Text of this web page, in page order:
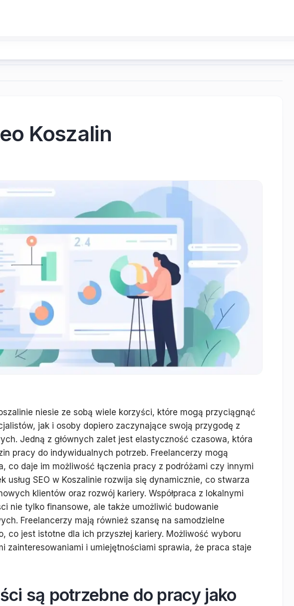
Koszalin
niesie ze sobą wiele korzyści, które mogą przyciągnąć
jak i osoby dopiero zaczynające swoją przygodę z
Jedną z głównych zalet jest elastyczność czasowa, która
pracy do indywidualnych potrzeb. Freelancerzy mogą
co daje im możliwość łączenia pracy z podróżami czy innymi
usług SEO w Koszalinie rozwija się dynamicznie, co stwarza
klientów oraz rozwój kariery. Współpraca z lokalnymi
nie tylko finansowe, ale także umożliwić budowanie
Freelancerzy mają również szansę na samodzielne
co jest istotne dla ich przyszłej kariery. Możliwość wyboru
zainteresowaniami i umiejętnościami sprawia, że praca staje
są potrzebne do pracy jako